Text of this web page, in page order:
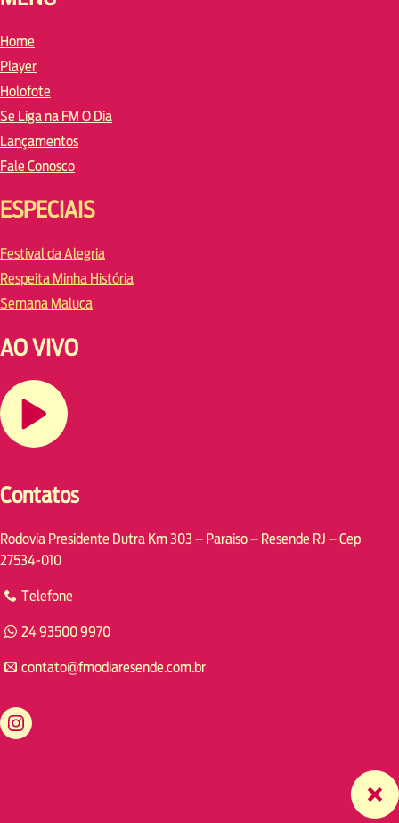
Home
Player
Holofote
Se Liga na FM O Dia
Lançamentos
Fale Conosco
ESPECIAIS
Festival da Alegria
Respeita Minha História
Semana Maluca
AO VIVO
Contatos
Rodovia Presidente Dutra Km 303 – Paraiso – Resende RJ – Cep
27534-010
Telefone
24 93500 9970
contato@fmodiaresende.com.br
https://www.instagram.com/fmodiaresende